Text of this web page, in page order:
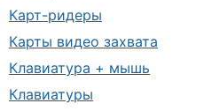
Карт-ридеры
Карты видео захвата
Клавиатура + мышь
Клавиатуры